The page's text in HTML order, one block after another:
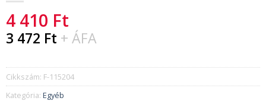
4 410 Ft
3 472 Ft + ÁFA
Cikkszám: F-115204
Kategória: Egyéb